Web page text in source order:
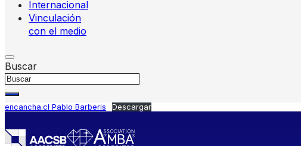
Internacional
Vinculación
con el medio
Buscar
encancha.cl Pablo Barberis Descargar